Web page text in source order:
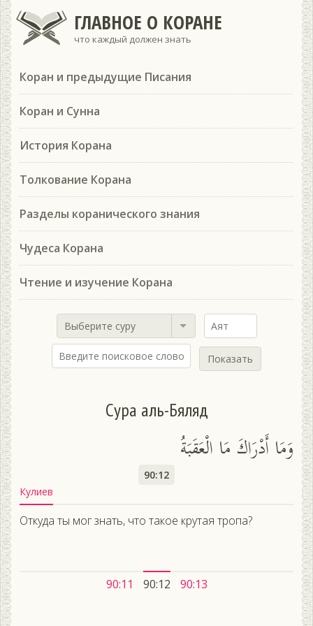
ГЛАВНОЕ О КОРАНЕ
что каждый должен знать
Коран и предыдущие Писания
Коран и Сунна
История Корана
Толкование Корана
Разделы коранического знания
Чудеса Корана
Чтение и изучение Корана
Выберите суру
Показать
Сура аль-Бяляд
وَمَا أَدْرَاكَ مَا الْعَقَبَةُ
90:12
Кулиев
Откуда ты мог знать, что такое крутая тропа?
90:11 90:12 90:13